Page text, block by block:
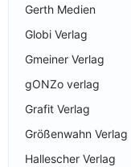
Gerth Medien
Globi Verlag
Gmeiner Verlag
gONZo verlag
Grafit Verlag
Größenwahn Verlag
Hallescher Verlag